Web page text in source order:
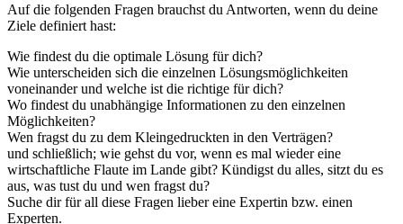
Auf die folgenden Fragen brauchst du Antworten, wenn du deine
Ziele definiert hast:
Wie findest du die optimale Lösung für dich?
Wie unterscheiden sich die einzelnen Lösungsmöglichkeiten
voneinander und welche ist die richtige für dich?
Wo findest du unabhängige Informationen zu den einzelnen
Möglichkeiten?
Wen fragst du zu dem Kleingedruckten in den Verträgen?
und schließlich; wie gehst du vor, wenn es mal wieder eine
wirtschaftliche Flaute im Lande gibt? Kündigst du alles, sitzt du es
aus, was tust du und wen fragst du?
Suche dir für all diese Fragen lieber eine Expertin bzw. einen
Experten.